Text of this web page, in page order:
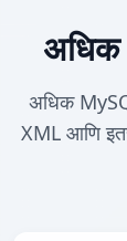
अधिक
अधिक
XML आणि